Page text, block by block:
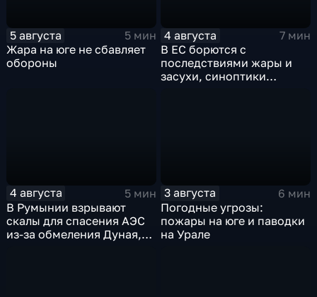
5 августа
5 мин
Жара на юге не сбавляет
обороны
4 августа
7 мин
В ЕС борются с
последствиями жары и
засухи, синоптики
4 августа
5 мин
В Румынии взрывают
скалы для спасения АЭС
из-за обмеления Дуная,
3 августа
6 мин
Погодные угрозы:
пожары на юге и паводки
на Урале